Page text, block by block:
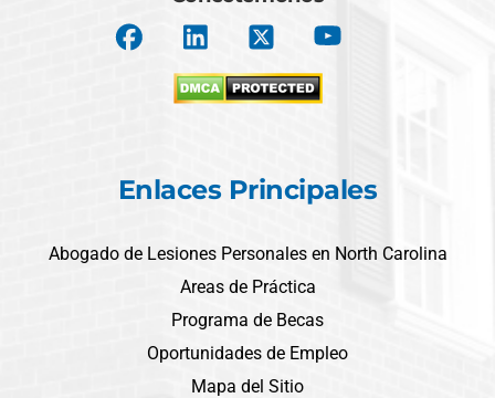
Enlaces Principales
Abogado de Lesiones Personales en North Carolina
Areas de Práctica
Programa de Becas
Oportunidades de Empleo
Mapa del Sitio